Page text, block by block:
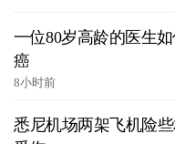
一位80岁高龄的医生
癌
8小时前
悉尼机场两架飞机险